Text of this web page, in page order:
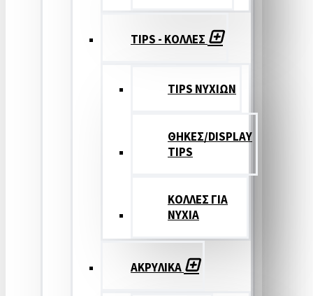
TIPS - ΚΟΛΛΕΣ
TIPS ΝΥΧΙΩΝ
ΘΗΚΕΣ/DISPLAY
TIPS
ΚΟΛΛΕΣ ΓΙΑ
ΝΥΧΙΑ
ΑΚΡΥΛΙΚΑ